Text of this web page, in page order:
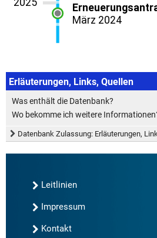
Erläuterungen, Links, Quellen
Was enthält die Datenbank?
Wo bekomme ich weitere
Datenbank Zulassung: Erläuterungen,
Leitlinien
Impressum
Kontakt